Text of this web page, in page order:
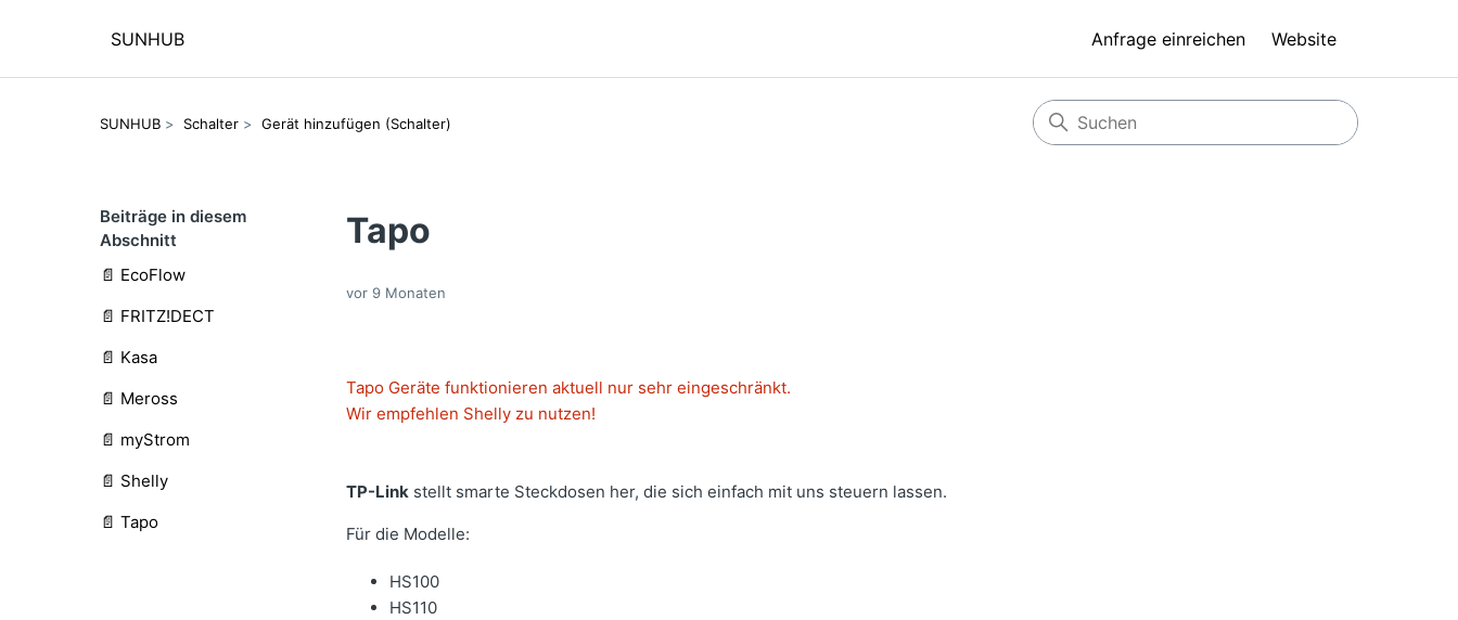
SUNHUB Anfrage einreichen Website
SUNHUB Schalter Gerät hinzufügen (Schalter)
Beiträge in diesem
Abschnitt
📄 EcoFlow
📄 FRITZ!DECT
📄 Kasa
📄 Meross
📄 myStrom
📄 Shelly
📄 Tapo
Tapo
vor 9 Monaten
Tapo Geräte funktionieren aktuell nur sehr eingeschränkt.
Wir empfehlen Shelly zu nutzen!
TP-Link stellt smarte Steckdosen her, die sich einfach mit uns steuern lassen.
Für die Modelle:
HS100
HS110